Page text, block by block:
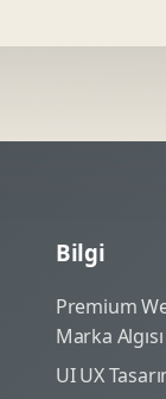
Bilgi
Premium
Marka Algısı
UI UX